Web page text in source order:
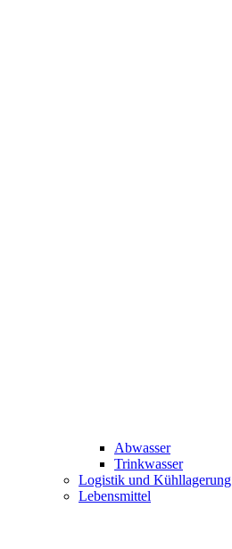
Abwasser
Trinkwasser
Logistik und Kühllagerung
Lebensmittel